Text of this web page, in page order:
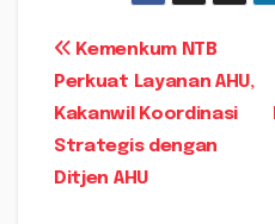
Navigasi
pos
Kemenkum NTB
Perkuat Layanan AHU,
Kakanwil Koordinasi
Strategis dengan
Ditjen AHU